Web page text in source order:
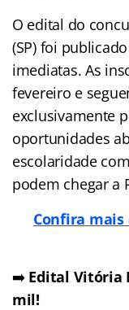
O edital do
(SP) foi
imediatas. As
fevereiro e
exclusivamente
oportunidades
escolaridade
podem chegar a
Confira
➡️ Edital Vitória
mil!